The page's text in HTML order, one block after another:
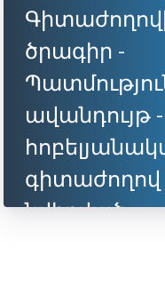
կամպուսում
ծրագիր -
ավանդույթ -
գիտաժողով
նվիրված